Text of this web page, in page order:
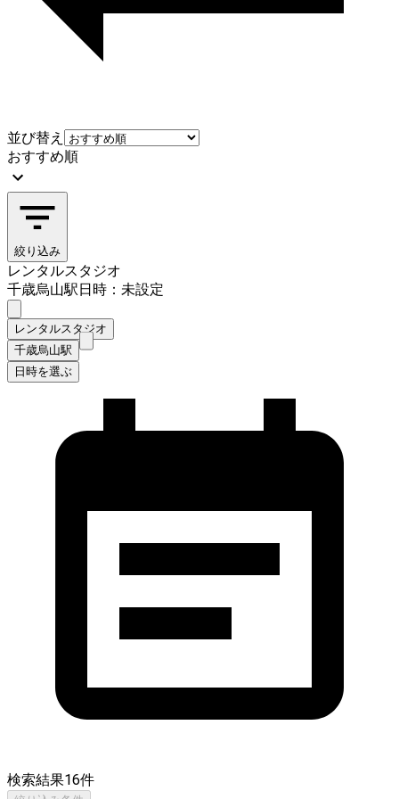
並び替え
おすすめ順
絞り込み
レンタルスタジオ
千歳烏山駅日時：未設定
レンタルスタジオ
千歳烏山駅
日時を選ぶ
検索結果16件